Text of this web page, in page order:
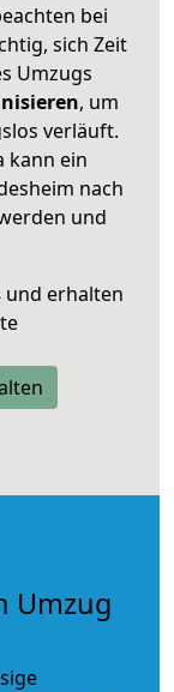
bei
sich Zeit
Umzugs
, um
verläuft.
kann ein
nach
und
und erhalten
Umzug